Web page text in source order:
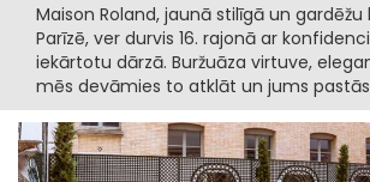
Maison Roland, jaunā stilīgā un gardēžu
Parīzē, ver durvis 16. rajonā ar
iekārtotu dārzā. Buržuāza virtuve,
mēs devāmies to atklāt un jums